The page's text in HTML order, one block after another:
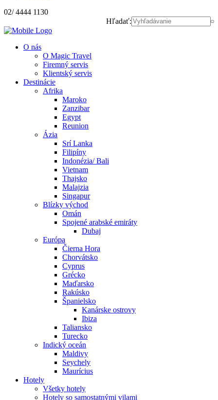
02/ 4444 1130
Hľadať:
O nás
O Magic Travel
Firemný servis
Klientský servis
Destinácie
Afrika
Maroko
Zanzibar
Egypt
Reunion
Ázia
Srí Lanka
Filipíny
Indonézia/ Bali
Vietnam
Thajsko
Malajzia
Singapur
Blízky východ
Omán
Spojené arabské emiráty
Dubaj
Európa
Čierna Hora
Chorvátsko
Cyprus
Grécko
Maďarsko
Rakúsko
Španielsko
Kanárske ostrovy
Ibiza
Taliansko
Turecko
Indický oceán
Maldivy
Seychely
Maurícius
Hotely
Všetky hotely
Hotely so samostatnými vilami